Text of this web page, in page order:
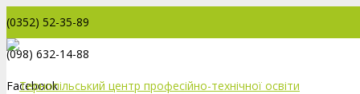
(0352) 52-35-89
(098) 632-14-88
Facebook